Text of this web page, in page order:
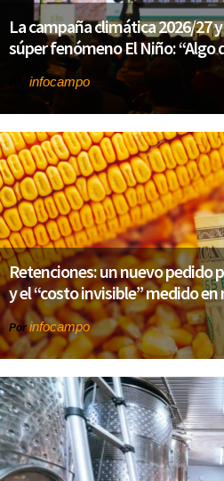
La campaña climática 2026/27
súper fenómeno El Niño: “Algo
Por infocampo
Retenciones: un nuevo pedido
y el “costo invisible” medido en
Porinfocampo